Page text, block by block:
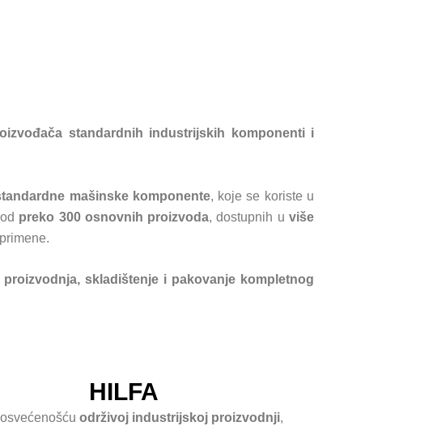
standardnih industrijskih komponenti i
mašinske komponente, koje se koriste u
preko 300 osnovnih proizvoda, dostupnih uviše
skladištenje i pakovanje kompletnog
HILFA
održivoj industrijskoj proizvodnji,